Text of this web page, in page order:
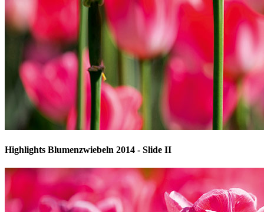
Highlights Blumenzwiebeln 2014 - Slide II